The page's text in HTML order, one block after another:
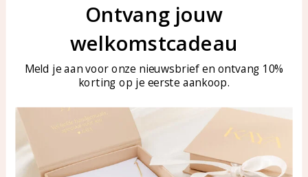
Veelgestelde vragen
Sieraden onderhouden
KAYA Sieraden
Bellen of WhatsApp Ma-Vr
Tel: 0850003187
WhatsApp: 0850003187
klantenservice@kayasierade
Ontvang jouw
welkomstcadeau
Meld je aan voor onze nieuwsbrief en ontvang 10%
korting op je eerste aankoop.